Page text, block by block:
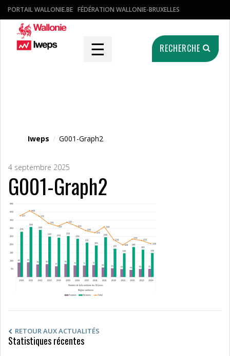
PORTAIL WALLONIE.BE FÉDÉRATION WALLONIE-BRUXELLES
☰ RECHERCHE
Iweps / G001-Graph2
4 septembre 2025
G001-Graph2
RETOUR AUX ACTUALITÉS
Statistiques récentes